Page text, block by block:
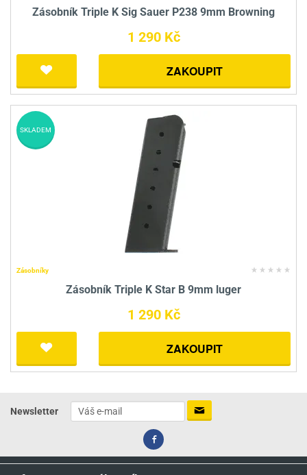
Zásobník Triple K Sig Sauer P238 9mm Browning
1 290 Kč
ZAKOUPIT
Zásobníky
Zásobník Triple K Star B 9mm luger
1 290 Kč
ZAKOUPIT
SKLADEM
Newsletter